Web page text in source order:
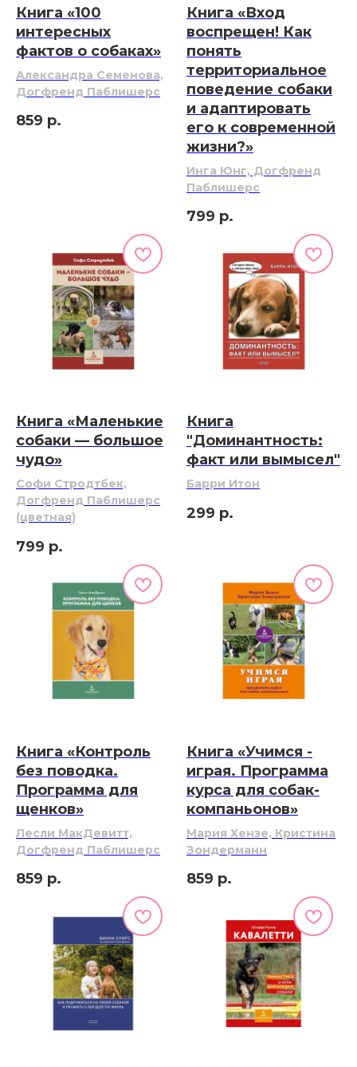
Книга «100
интересных
фактов о собаках»
Александра Семенова,
Догфренд Паблишерс
859 р.
Книга «Вход
воспрещен! Как
понять
территориальное
поведение собаки
и адаптировать
его к современной
жизни?»
Инга Юнг, Догфренд
Паблишерс
799 р.
Книга «Маленькие
собаки — большое
чудо»
Софи Стродтбек,
Догфренд Паблишерс
(цветная)
799 р.
Книга
"Доминантность:
факт или вымысел"
Барри Итон
299 р.
Книга «Контроль
без поводка.
Программа для
щенков»
Лесли МакДевитт,
Догфренд Паблишерс
859 р.
Книга «Учимся -
играя. Программа
курса для собак-
компаньонов»
Мария Хензе, Кристина
Зондерманн
859 р.